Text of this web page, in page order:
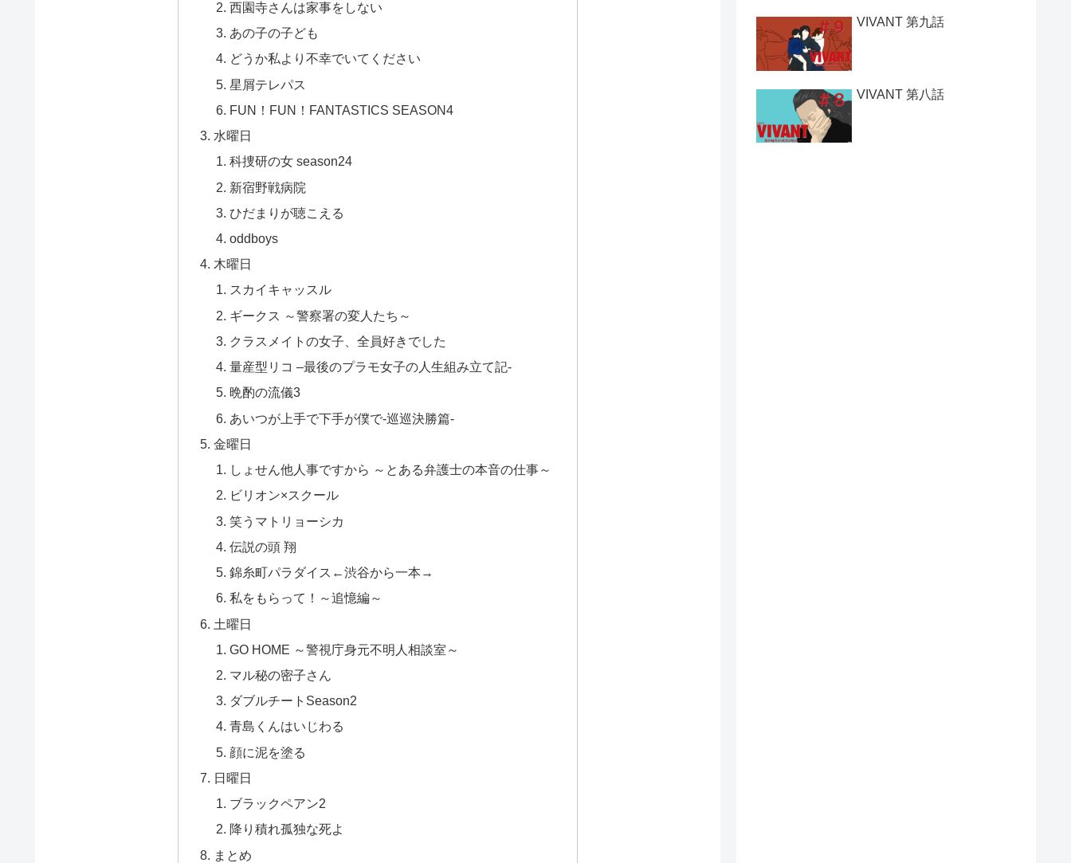
西園寺さんは家事をしない
あの子の子ども
どうか私より不幸でいてください
星屑テレパス
FUN！FUN！FANTASTICS SEASON4
水曜日
科捜研の女 season24
新宿野戦病院
ひだまりが聴こえる
oddboys
木曜日
スカイキャッスル
ギークス ～警察署の変人たち～
クラスメイトの女子、全員好きでした
量産型リコ –最後のプラモ女子の人生組み立て記-
晩酌の流儀3
あいつが上手で下手が僕で-巡巡決勝篇-
金曜日
しょせん他人事ですから ～とある弁護士の本音の仕事～
ビリオン×スクール
笑うマトリョーシカ
伝説の頭 翔
錦糸町パラダイス←渋谷から一本→
私をもらって！～追憶編～
土曜日
GO HOME ～警視庁身元不明人相談室～
マル秘の密子さん
ダブルチートSeason2
青島くんはいじわる
顔に泥を塗る
日曜日
ブラックペアン2
降り積れ孤独な死よ
まとめ
VIVANT 第九話
VIVANT 第八話